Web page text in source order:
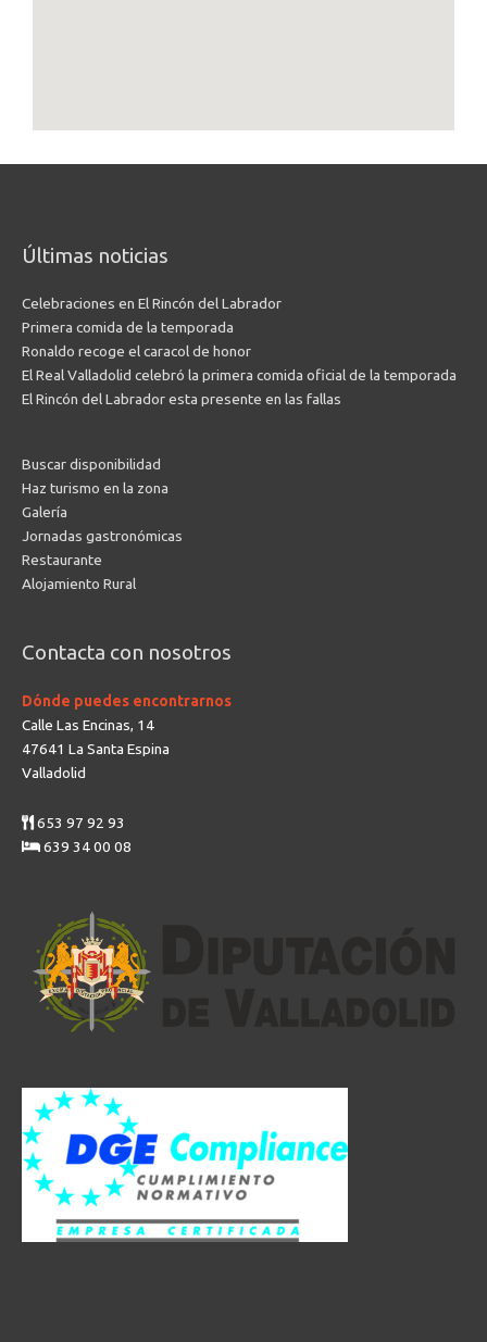
Últimas noticias
Celebraciones en El Rincón del Labrador
Primera comida de la temporada
Ronaldo recoge el caracol de honor
El Real Valladolid celebró la primera comida oficial de la temporada
El Rincón del Labrador esta presente en las fallas
Buscar disponibilidad
Haz turismo en la zona
Galería
Jornadas gastronómicas
Restaurante
Alojamiento Rural
Contacta con nosotros
Dónde puedes encontrarnos
Calle Las Encinas, 14
47641 La Santa Espina
Valladolid
653 97 92 93
639 34 00 08